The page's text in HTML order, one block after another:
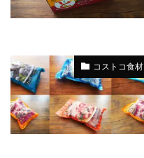
コストコ食材